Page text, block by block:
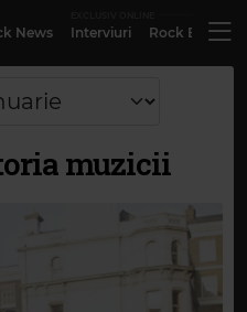
News Interviuri Rock
muzicii